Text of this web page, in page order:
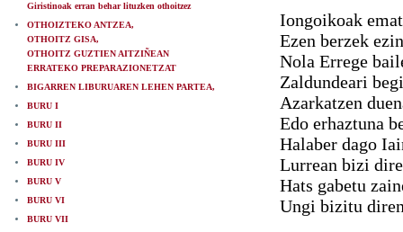
Giristinoak erran behar lituzken othoitzez
OTHOIZTEKO ANTZEA,
OTHOITZ GISA,
OTHOITZ GUZTIEN AITZIÑEAN
ERRATEKO PREPARAZIONETZAT
BIGARREN LIBURUAREN LEHEN PARTEA,
BURU I
BURU II
BURU III
BURU IV
BURU V
BURU VI
BURU VII
Iongoikoak
Ezen berzek
Nola Errege
Zaldundeari
Azarkatzen
Edo erhaztuna
Halaber dago
Lurrean bizi
Hats gabetu
Ungi bizitu